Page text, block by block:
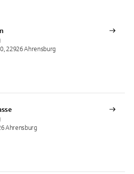
22926 Ahrensburg
Ahrensburg